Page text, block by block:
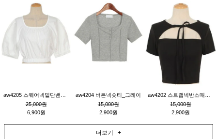
25,000원
6,900원
aw4204 버튼넥숏티_그레이
15,000원
2,900원
15,000원
2,900원
더보기 +